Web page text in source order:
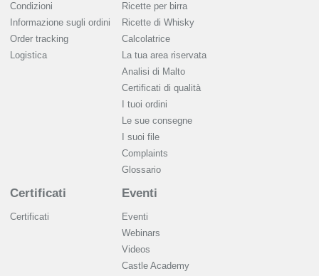
Condizioni
Informazione sugli ordini
Order tracking
Logistica
Ricette per birra
Ricette di Whisky
Calcolatrice
La tua area riservata
Analisi di Malto
Сertificati di qualità
I tuoi ordini
Le sue consegne
I suoi file
Complaints
Glossario
Certificati
Certificati
Eventi
Eventi
Webinars
Videos
Castle Academy